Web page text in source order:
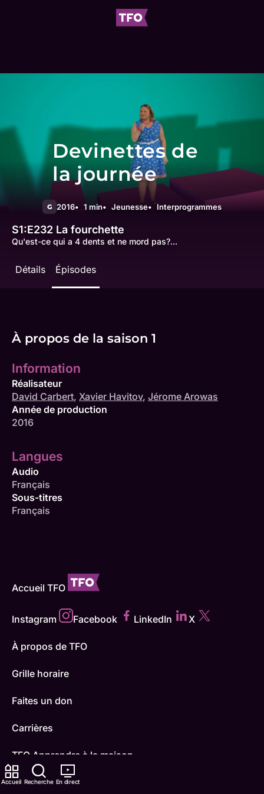
Accueil Recherche En direct
Devinettes de
la journée
G 2016 1 min Jeunesse Interprogrammes
S1:E232 La fourchette
Qu'est-ce qui a 4 dents et ne mord pas?...
Détails Épisodes
À propos de la saison 1
Information
Réalisateur
David Carbert, Xavier Havitov, Jérome Arowas
Année de production
2016
Langues
Audio
Français
Sous-titres
Français
Accueil TFO
Instagram Facebook LinkedIn X
À propos de TFO
Grille horaire
Faites un don
Carrières
TFO Apprendre à la maison
Comment nous capter